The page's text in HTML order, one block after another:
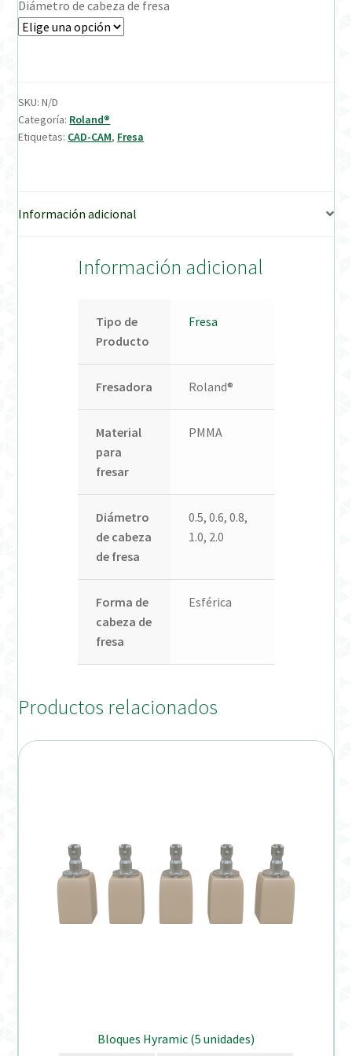
Verification Required
Diámetro de cabeza de fresa
SKU:N/D
Categoría: Roland®
Etiquetas: CAD-CAM, Fresa
Información adicional
Información adicional
Tipo de
Producto
Fresa
Fresadora Roland®
Material
para
fresar
PMMA
Diámetro
de cabeza
de fresa
0.5, 0.6, 0.8,
1.0, 2.0
Forma de
cabeza de
fresa
Esférica
Productos relacionados
Bloques Hyramic (5 unidades)